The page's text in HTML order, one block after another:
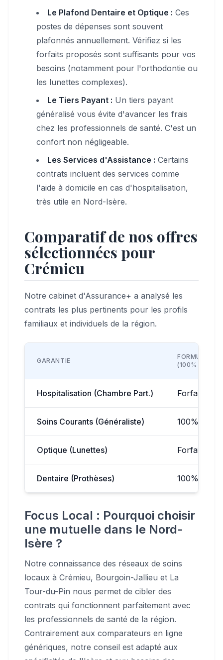
Le Plafond Dentaire et Optique : Ces
postes de dépenses sont souvent
plafonnés annuellement. Vérifiez si les
forfaits proposés sont suffisants pour vos
besoins (notamment pour l'orthodontie ou
les lunettes complexes).
Le Tiers Payant : Un tiers payant
généralisé vous évite d'avancer les frais
chez les professionnels de santé. C'est un
confort non négligeable.
Les Services d'Assistance : Certains
contrats incluent des services comme
l'aide à domicile en cas d'hospitalisation,
très utile en Nord-Isère.
Comparatif de nos offres
sélectionnées pour
Crémieu
Notre cabinet d'Assurance+ a analysé les
contrats les plus pertinents pour les profils
familiaux et individuels de la région.
GARANTIE
FORMULE
(100% BR)
Hospitalisation (Chambre Part.) Forfait
Soins Courants (Généraliste) 100% BR
Optique (Lunettes) Forfait
Dentaire (Prothèses) 100% BR
Focus Local : Pourquoi choisir
une mutuelle dans le Nord-
Isère ?
Notre connaissance des réseaux de soins
locaux à Crémieu, Bourgoin-Jallieu et La
Tour-du-Pin nous permet de cibler des
contrats qui fonctionnent parfaitement avec
les professionnels de santé de la région.
Contrairement aux comparateurs en ligne
génériques, notre conseil est adapté aux